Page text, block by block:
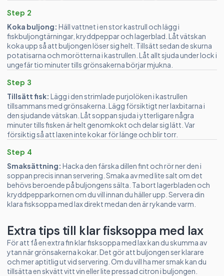
Step 2
Koka buljong: Häll vattnet i en stor kastrull och lägg i
fiskbuljongtärningar, kryddpeppar och lagerblad. Låt vätskan
koka upp så att buljongen löser sig helt. Tillsätt sedan de skurna
potatisarna och morötterna i kastrullen. Låt allt sjuda under lock i
ungefär tio minuter tills grönsakerna börjar mjukna.
Step 3
Tillsätt fisk: Lägg i den strimlade purjolöken i kastrullen
tillsammans med grönsakerna. Lägg försiktigt ner laxbitarna i
den sjudande vätskan. Låt soppan sjuda i ytterligare några
minuter tills fisken är helt genomkokt och delar sig lätt. Var
försiktig så att laxen inte kokar för länge och blir torr.
Step 4
Smaksättning: Hacka den färska dillen fint och rör ner den i
soppan precis innan servering. Smaka av med lite salt om det
behövs beroende på buljongens sälta. Ta bort lagerbladen och
kryddpepparkornen om du vill innan du häller upp. Servera din
klara fisksoppa med lax direkt medan den är rykande varm.
Extra tips till klar fisksoppa med lax
För att få en extra fin klar fisksoppa med lax kan du skumma av
ytan när grönsakerna kokar. Det gör att buljongen ser klarare
och mer aptitlig ut vid servering. Om du vill ha mer smak kan du
tillsätta en skvätt vitt vin eller lite pressad citron i buljongen.